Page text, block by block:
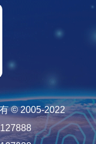
© 2005-2022